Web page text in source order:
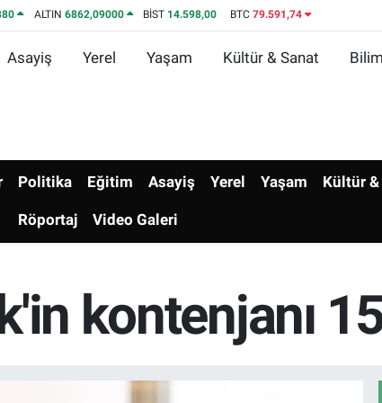
ALTIN 6862,09000 BİST 14.598,00 BTC 79.591,74
Asayiş Yerel Yaşam Kültür & Sanat
Politika Eğitim Asayiş Yerel Yaşam Kültür &
Röportaj Video Galeri
kontenjanı